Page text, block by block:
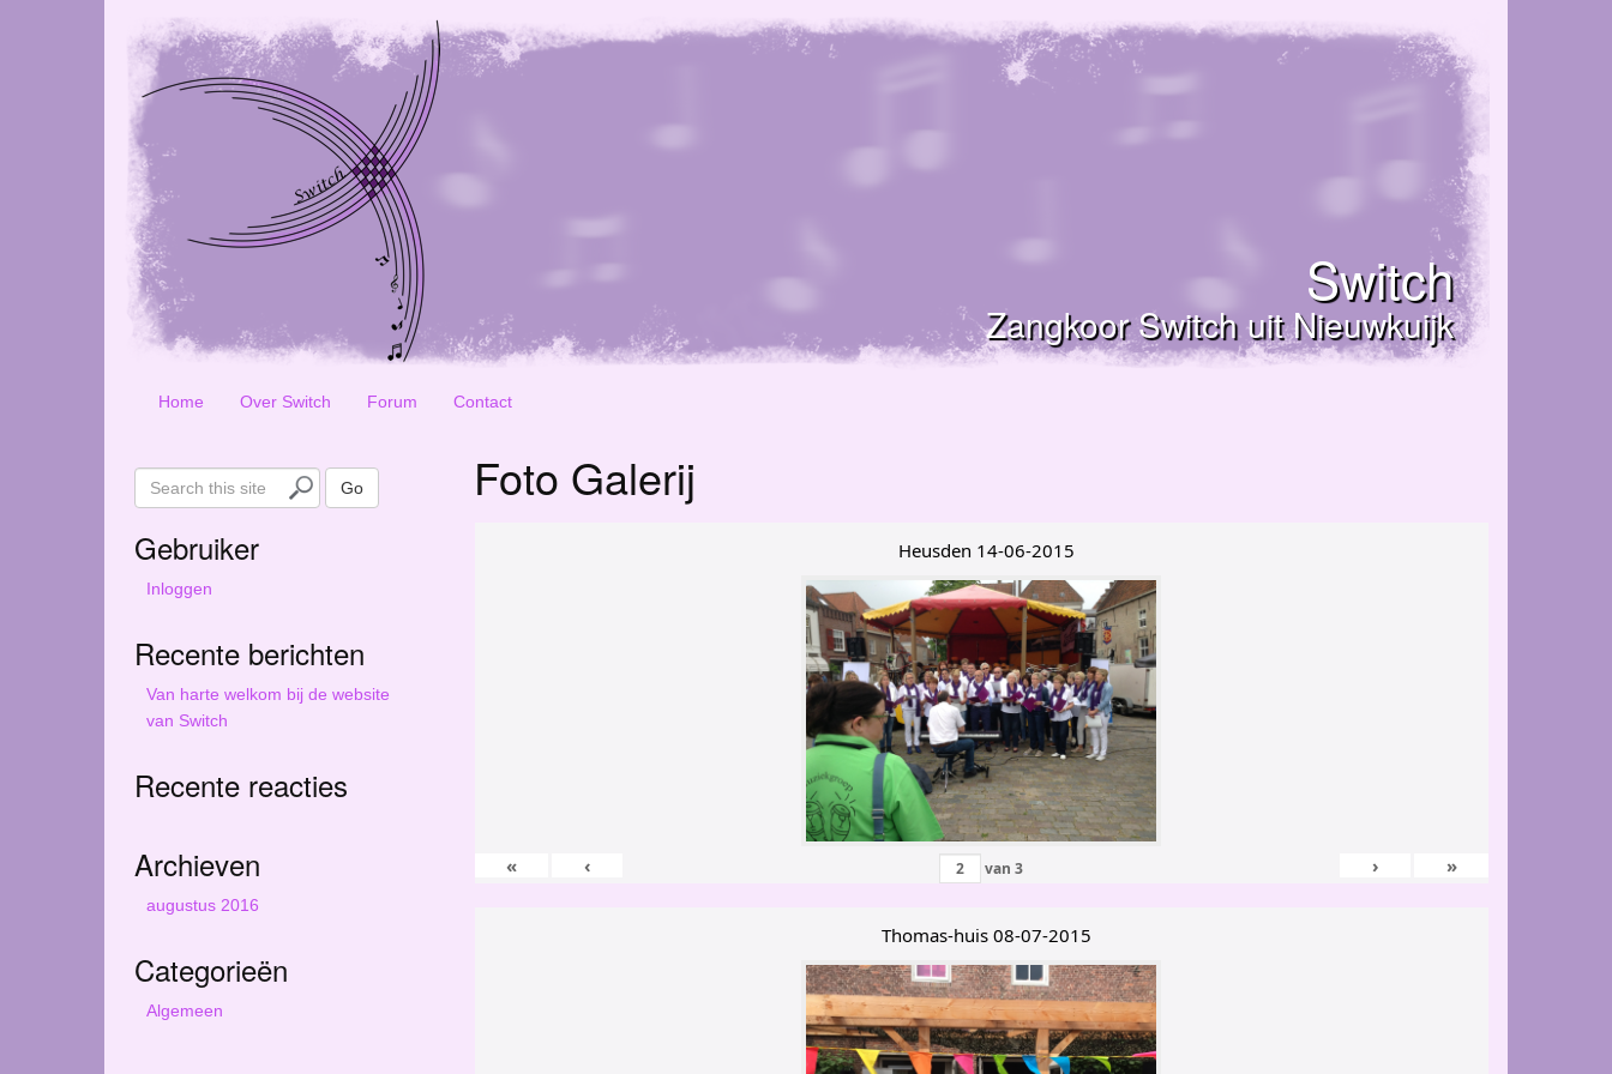
Switch
Zangkoor Switch uit Nieuwkuijk
Home Over Switch Forum Contact
Foto Galerij
Heusden 14-06-2015
« ‹ van3 › »
Thomas-huis 08-07-2015
e
r
h
t
Go
Gebruiker
Inloggen
Recente berichten
Van harte welkom bij de website
van Switch
Recente reacties
Archieven
augustus 2016
Categorieën
Algemeen